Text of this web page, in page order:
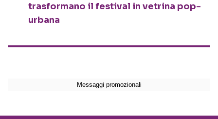
trasformano il festival in vetrina pop-
urbana